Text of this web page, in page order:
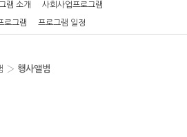
램 소개 사회사업프로그램
로그램 프로그램 일정
› 행사앨범